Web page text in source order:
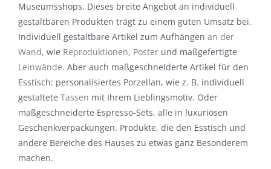
Museumsshops. Dieses breite Angebot an individuell
gestaltbaren Produkten trägt zu einem guten Umsatz bei.
Individuell gestaltbare Artikel zum Aufhängen an der
Wand, wie Reproduktionen, Poster und maßgefertigte
Leinwände. Aber auch maßgeschneiderte Artikel für den
Esstisch: personalisiertes Porzellan, wie z. B. individuell
gestaltete Tassen mit Ihrem Lieblingsmotiv. Oder
maßgeschneiderte Espresso-Sets, alle in luxuriösen
Geschenkverpackungen. Produkte, die den Esstisch und
andere Bereiche des Hauses zu etwas ganz Besonderem
machen.